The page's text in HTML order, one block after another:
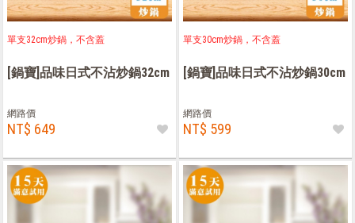
單支32cm炒鍋，不含蓋
[鍋寶]品味日式不沾炒鍋32cm
網路價
NT$ 649
單支30cm炒鍋，不含蓋
[鍋寶]品味日式不沾炒鍋30cm
網路價
NT$ 599